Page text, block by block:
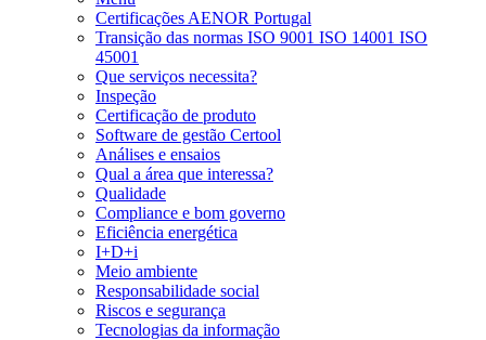
Certificações AENOR Portugal
Transição das normas ISO 9001 ISO 14001 ISO
45001
Que serviços necessita?
Inspeção
Certificação de produto
Software de gestão Certool
Análises e ensaios
Qual a área que interessa?
Qualidade
Compliance e bom governo
Eficiência energética
I+D+i
Meio ambiente
Responsabilidade social
Riscos e segurança
Tecnologias da informação